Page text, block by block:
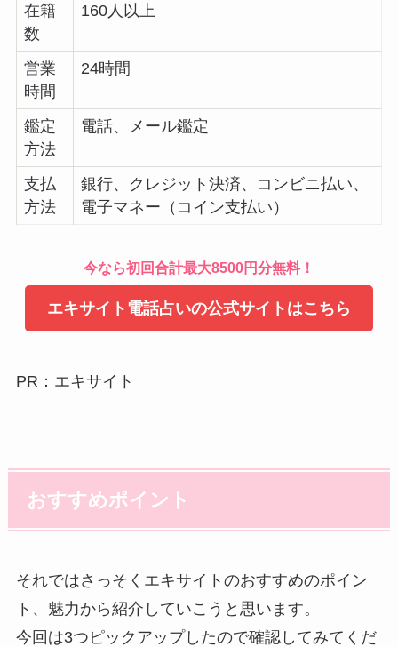
在籍
数
160人以上
営業
時間
24時間
鑑定
方法
電話、メール鑑定
支払
方法
銀行、クレジット決済、コンビニ払い、
電子マネー（コイン支払い）
今なら初回合計最大8500円分無料！
エキサイト電話占いの公式サイトはこちら
PR：エキサイト
おすすめポイント
それではさっそくエキサイトのおすすめのポイン
ト、魅力から紹介していこうと思います。
今回は3つピックアップしたので確認してみてくだ